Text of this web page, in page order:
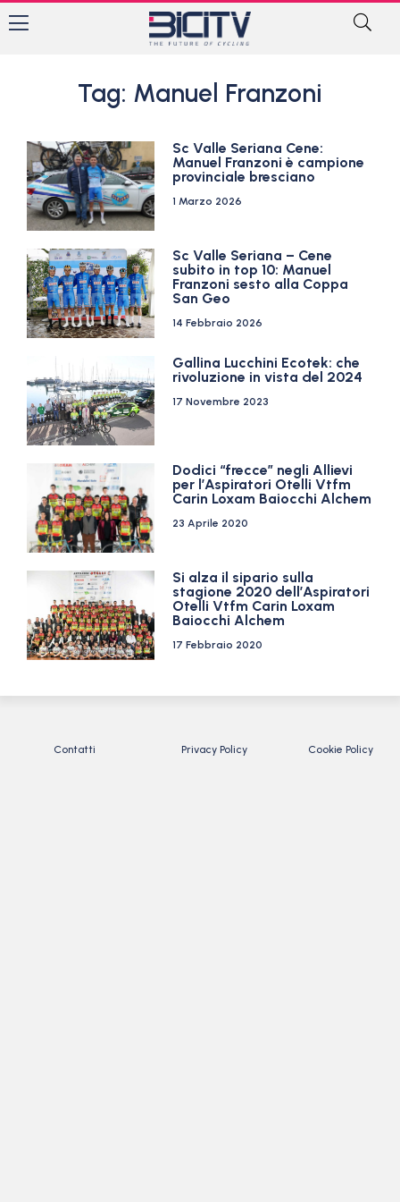
Tag: Manuel Franzoni
Sc Valle Seriana Cene:
Manuel Franzoni è campione
provinciale bresciano
1 Marzo 2026
Sc Valle Seriana – Cene
subito in top 10: Manuel
Franzoni sesto alla Coppa
San Geo
14 Febbraio 2026
Gallina Lucchini Ecotek: che
rivoluzione in vista del 2024
17 Novembre 2023
Dodici “frecce” negli Allievi
per l’Aspiratori Otelli Vtfm
Carin Loxam Baiocchi Alchem
23 Aprile 2020
Si alza il sipario sulla
stagione 2020 dell’Aspiratori
Otelli Vtfm Carin Loxam
Baiocchi Alchem
17 Febbraio 2020
Contatti Privacy Policy Cookie Policy